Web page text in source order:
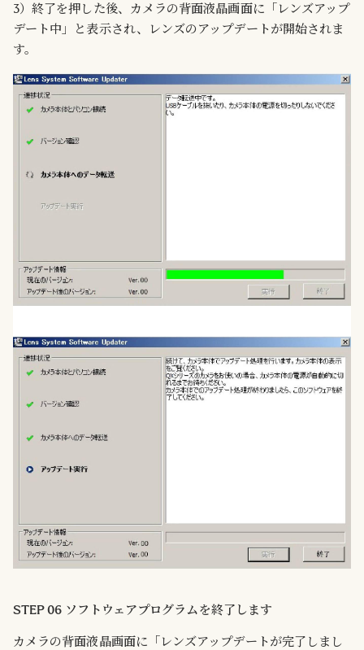
3）終了を押した後、カメラの背面液晶画面に「レンズアップ
デート中」と表示され、レンズのアップデートが開始されま
す。
STEP 06 ソフトウェアプログラムを終了します
カメラの背面液晶画面に「レンズアップデートが完了しまし